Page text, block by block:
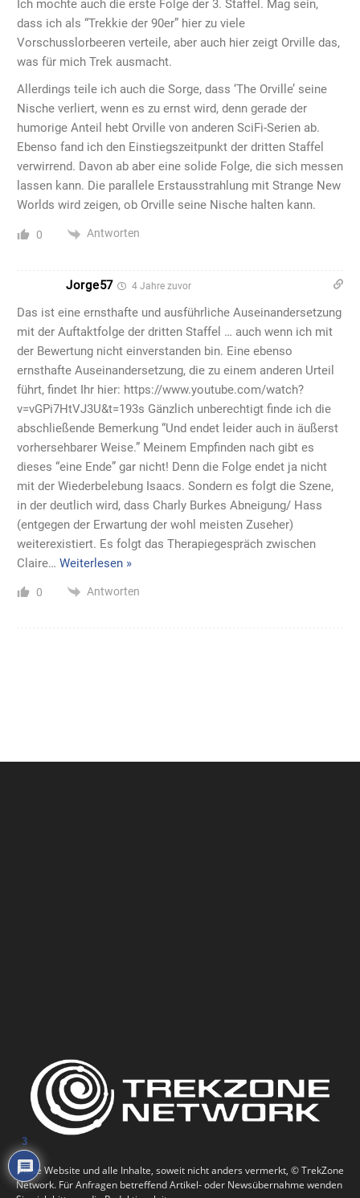
Ich mochte auch die erste Folge der 3. Staffel. Mag sein,
dass ich als “Trekkie der 90er” hier zu viele
Vorschusslorbeeren verteile, aber auch hier zeigt Orville das,
was für mich Trek ausmacht.
Allerdings teile ich auch die Sorge, dass ‘The Orville’ seine
Nische verliert, wenn es zu ernst wird, denn gerade der
humorige Anteil hebt Orville von anderen SciFi-Serien ab.
Ebenso fand ich den Einstiegszeitpunkt der dritten Staffel
verwirrend. Davon ab aber eine solide Folge, die sich messen
lassen kann. Die parallele Erstausstrahlung mit Strange New
Worlds wird zeigen, ob Orville seine Nische halten kann.
0 Antworten
Jorge57 4 Jahre zuvor
Das ist eine ernsthafte und ausführliche Auseinandersetzung
mit der Auftaktfolge der dritten Staffel … auch wenn ich mit
der Bewertung nicht einverstanden bin. Eine ebenso
ernsthafte Auseinandersetzung, die zu einem anderen Urteil
führt, findet Ihr hier: https://www.youtube.com/watch?
v=vGPi7HtVJ3U&t=193s Gänzlich unberechtigt finde ich die
abschließende Bemerkung “Und endet leider auch in äußerst
vorhersehbarer Weise.” Meinem Empfinden nach gibt es
dieses “eine Ende” gar nicht! Denn die Folge endet ja nicht
mit der Wiederbelebung Isaacs. Sondern es folgt die Szene,
in der deutlich wird, dass Charly Burkes Abneigung/ Hass
(entgegen der Erwartung der wohl meisten Zuseher)
weiterexistiert. Es folgt das Therapiegespräch zwischen
Claire… Weiterlesen »
0 Antworten
Diese Website und alle Inhalte, soweit nicht anders vermerkt, © TrekZone
Network. Für Anfragen betreffend Artikel- oder Newsübernahme wenden
3